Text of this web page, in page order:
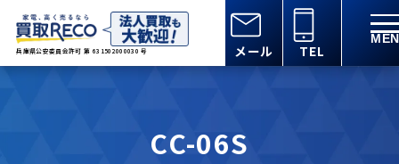
兵庫県公安委員会許可 第 631502000030 号 メール TEL
CC-06S